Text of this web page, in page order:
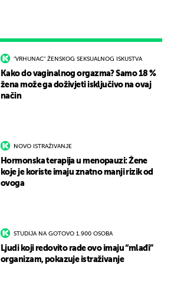
"VRHUNAC" ŽENSKOG SEKSUALNOG ISKUSTVA
Kako do vaginalnog orgazma? Samo 18 %
žena može ga doživjeti isključivo na ovaj
način
NOVO ISTRAŽIVANJE
Hormonska terapija u menopauzi: Žene
koje je koriste imaju znatno manji rizik od
ovoga
STUDIJA NA GOTOVO 1.900 OSOBA
Ljudi koji redovito rade ovo imaju “mlađi”
organizam, pokazuje istraživanje